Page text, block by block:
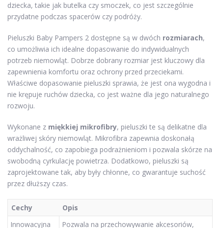
dziecka, takie jak butelka czy smoczek, co jest szczególnie
przydatne podczas spacerów czy podróży.
Pieluszki Baby Pampers 2 dostępne są w dwóch rozmiarach,
co umożliwia ich idealne dopasowanie do indywidualnych
potrzeb niemowląt. Dobrze dobrany rozmiar jest kluczowy dla
zapewnienia komfortu oraz ochrony przed przeciekami.
Właściwe dopasowanie pieluszki sprawia, że jest ona wygodna i
nie krępuje ruchów dziecka, co jest ważne dla jego naturalnego
rozwoju.
Wykonane z miękkiej mikrofibry, pieluszki te są delikatne dla
wrażliwej skóry niemowląt. Mikrofibra zapewnia doskonałą
oddychalność, co zapobiega podrażnieniom i pozwala skórze na
swobodną cyrkulację powietrza. Dodatkowo, pieluszki są
zaprojektowane tak, aby były chłonne, co gwarantuje suchość
przez dłuższy czas.
Cechy
Opis
Innowacyjna
Pozwala na przechowywanie akcesoriów,